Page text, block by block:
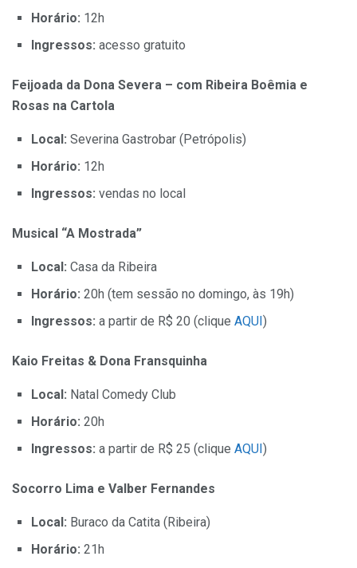
Horário: 12h
Ingressos: acesso gratuito
Feijoada da Dona Severa – com Ribeira Boêmia e
Rosas na Cartola
Local: Severina Gastrobar (Petrópolis)
Horário: 12h
Ingressos: vendas no local
Musical “A Mostrada”
Local: Casa da Ribeira
Horário: 20h (tem sessão no domingo, às 19h)
Ingressos: a partir de R$ 20 (clique AQUI)
Kaio Freitas & Dona Fransquinha
Local: Natal Comedy Club
Horário: 20h
Ingressos: a partir de R$ 25 (clique AQUI)
Socorro Lima e Valber Fernandes
Local: Buraco da Catita (Ribeira)
Horário: 21h